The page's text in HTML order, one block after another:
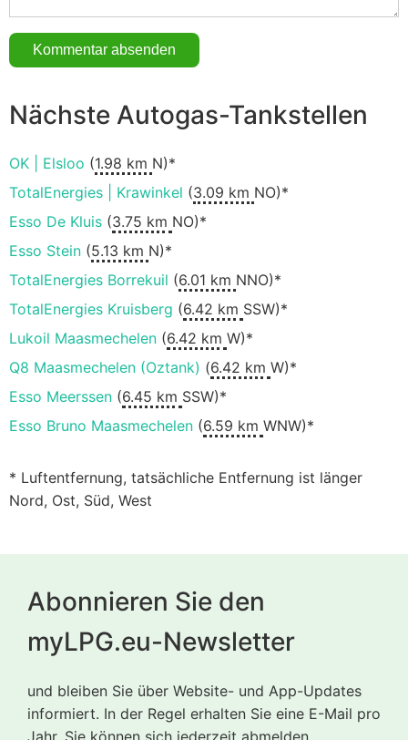
Nächste Autogas-Tankstellen
OK | Elsloo (1.98 km N)*
TotalEnergies | Krawinkel (3.09 km NO)*
Esso De Kluis (3.75 km NO)*
Esso Stein (5.13 km N)*
TotalEnergies Borrekuil (6.01 km NNO)*
TotalEnergies Kruisberg (6.42 km SSW)*
Lukoil Maasmechelen (6.42 km W)*
Q8 Maasmechelen (Oztank) (6.42 km W)*
Esso Meerssen (6.45 km SSW)*
Esso Bruno Maasmechelen (6.59 km WNW)*
* Luftentfernung, tatsächliche Entfernung ist länger
Nord, Ost, Süd, West
Abonnieren Sie den
myLPG.eu-Newsletter
und bleiben Sie über Website- und App-Updates
informiert. In der Regel erhalten Sie eine E-Mail pro
Jahr. Sie können sich jederzeit abmelden.